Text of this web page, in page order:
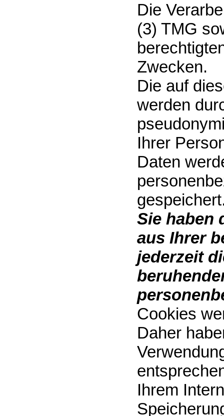
Die
(3) TMG
Zwecken.
Die auf
werden
Ihrer
Daten
Sie haben
aus Ihrer
jederzeit
Cookies
Daher
Ihrem